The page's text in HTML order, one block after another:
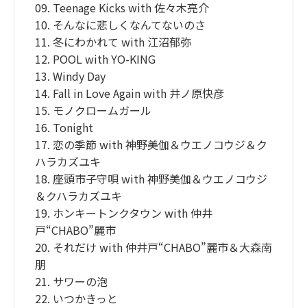
09. Teenage Kicks with 佐々木亮介
10. そんなに悲しくなんてないのさ
11. 冬にわかれて with 江沼郁弥
12. POOL with YO-KING
13. Windy Day
14. Fall in Love Again with 井ノ原快彦
15. モノクロームガール
16. Tonight
17. 恋の季節 with 神野美伽＆ウエノコウジ＆ク
ハラカズユキ
18. 座頭市子守唄 with 神野美伽＆ウエノコウジ
＆クハラカズユキ
19. ホンキートンクタウン with 仲井
戸“CHABO”麗市
20. それだけ with 仲井戸“CHABO”麗市＆大森南
朋
21. サワーの泡
22. いつかきっと